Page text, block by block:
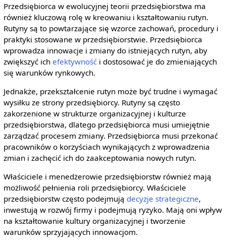
Przedsiębiorca w ewolucyjnej teorii przedsiębiorstwa ma
również kluczową rolę w kreowaniu i kształtowaniu rutyn.
Rutyny są to powtarzające się wzorce zachowań, procedury i
praktyki stosowane w przedsiębiorstwie. Przedsiębiorca
wprowadza innowacje i zmiany do istniejących rutyn, aby
zwiększyć ich efektywnośći dostosować je do zmieniających
się warunków rynkowych.
Jednakże, przekształcenie rutyn może być trudne i wymagać
wysiłku ze strony przedsiębiorcy. Rutyny są często
zakorzenione w strukturze organizacyjnej i kulturze
przedsiębiorstwa, dlatego przedsiębiorca musi umiejętnie
zarządzać procesem zmiany. Przedsiębiorca musi przekonać
pracowników o korzyściach wynikających z wprowadzenia
zmian i zachęcić ich do zaakceptowania nowych rutyn.
Właściciele i menedżerowie przedsiębiorstw również mają
możliwość pełnienia roli przedsiębiorcy. Właściciele
przedsiębiorstw często podejmują decyzje strategiczne,
inwestują w rozwój firmy i podejmują ryzyko. Mają oni wpływ
na kształtowanie kultury organizacyjnej i tworzenie
warunków sprzyjających innowacjom.